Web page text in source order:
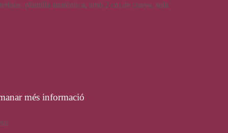
plantilla anatòmica, amb 2 cm de cunya, sola
més informació